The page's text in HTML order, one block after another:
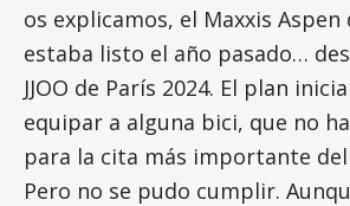
os explicamos, el Maxxis Aspen
estaba listo el año pasado…
JJOO de París 2024. El plan
equipar a alguna bici, que no
para la cita más importante del
Pero no se pudo cumplir.